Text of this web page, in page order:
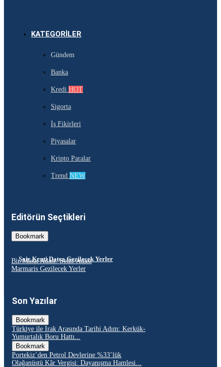
KATEGORILER
Gündem
Banka
Kredi HOT
Sigorta
İş Fikirleri
Piyasalar
Kripto Paralar
Trend NEW
Editörün Seçtikleri
Bookmark
Şair Kenti Datça Gezilecek Yerler
Bir Masal Adası: Sedir Adası
Marmaris Gezilecek Yerler
Son Yazılar
Bookmark
Türkiye ile Irak Arasında Tarihi Adım: Kerkük-
Yumurtalık Boru Hattı...
Bookmark
Portekiz’den Petrol Devlerine %33’lük
Olağanüstü Kâr Vergisi: Dayanışma Hamlesi...